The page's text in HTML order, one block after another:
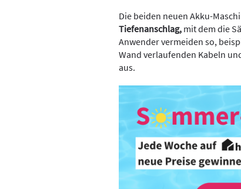
Die beiden neuen Akku-
Tiefenanschlag, mit dem die
Anwender vermeiden so,
Wand verlaufenden Kabeln
aus.